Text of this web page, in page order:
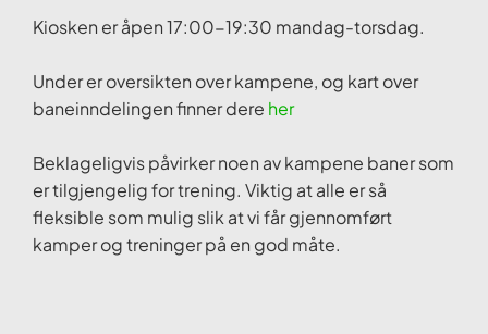
Kiosken er åpen 17:00-19:30 mandag-torsdag.
Under er oversikten over kampene, og kart over
baneinndelingen finner dere her
Beklageligvis påvirker noen av kampene baner som
er tilgjengelig for trening. Viktig at alle er så
fleksible som mulig slik at vi får gjennomført
kamper og treninger på en god måte.